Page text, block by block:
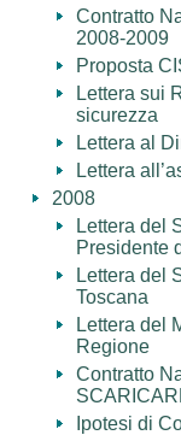
Contratto
2008-2009
Proposta
Lettera sui
sicurezza
Lettera al
Lettera
2008
Lettera del
Presidente
Lettera del
Toscana
Lettera del
Regione
Contratto
Ipotesi di